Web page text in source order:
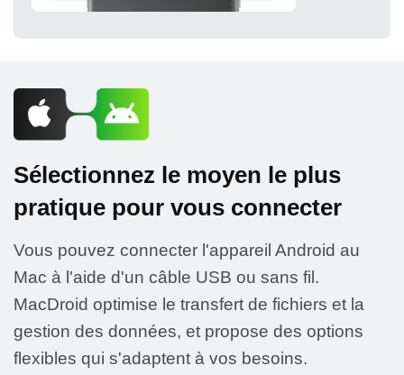
Sélectionnez le moyen le plus
pratique pour vous connecter
Vous pouvez connecter l'appareil Android au
Mac à l'aide d'un câble USB ou sans fil.
MacDroid optimise le transfert de fichiers et la
gestion des données, et propose des options
flexibles qui s'adaptent à vos besoins.